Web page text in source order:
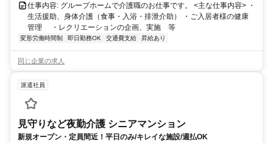
仕事内容: グループホームで介護職のお仕事です。 <主な仕事内容> ・
生活援助、身体介護（食事・入浴・排泄介助） ・ご入居者様の健康
管理 ・レクリエーションの企画、実施 等
変形労働時間制 即日勤務OK 交通費支給 昇給あり
同じ企業の求人
派遣社員
見守りなど夜勤介護 シニアマンション
新規オープン・定員間近！平日のみ/キレイな施設/週払OK